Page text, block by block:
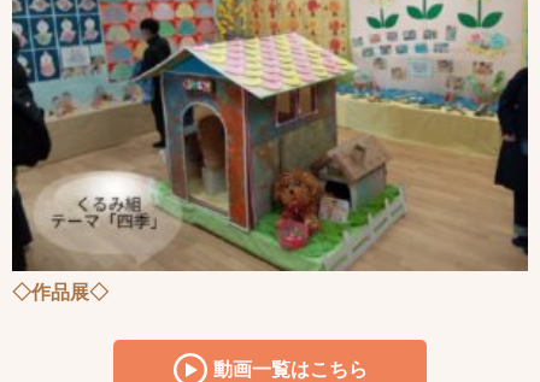
◇作品展◇
動画一覧はこちら